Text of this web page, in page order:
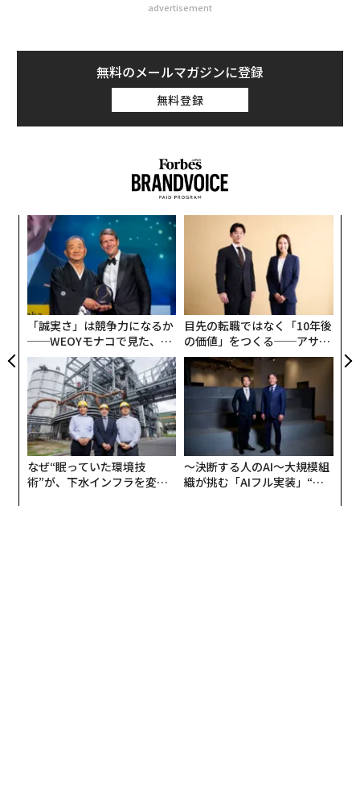
advertisement
無料のメールマガジンに登録
無料登録
「誠実さ」は競争力になるか
──WEOYモナコで見た、く
ら寿司の経営哲学
目先の転職ではなく「10年後
の価値」をつくる──アサイ
ンの長期伴走型支援とは
なぜ“眠っていた環境技
術”が、下水インフラを変え
〜決断する人のAI〜大規模組
織が挑む「AIフル実装」“使